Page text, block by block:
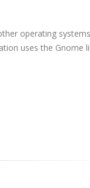
operating
uses the Gnome